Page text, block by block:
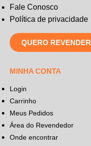
Fale Conosco
Política de privacidade
QUERO REVENDER
MINHA CONTA
Login
Carrinho
Meus Pedidos
Área do Revendedor
Onde encontrar